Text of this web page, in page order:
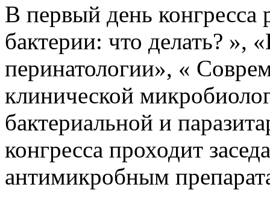
В первый день
бактерии: что делать? »,
перинатологии», «
клинической
бактериальной и
конгресса проходит
антимикробным